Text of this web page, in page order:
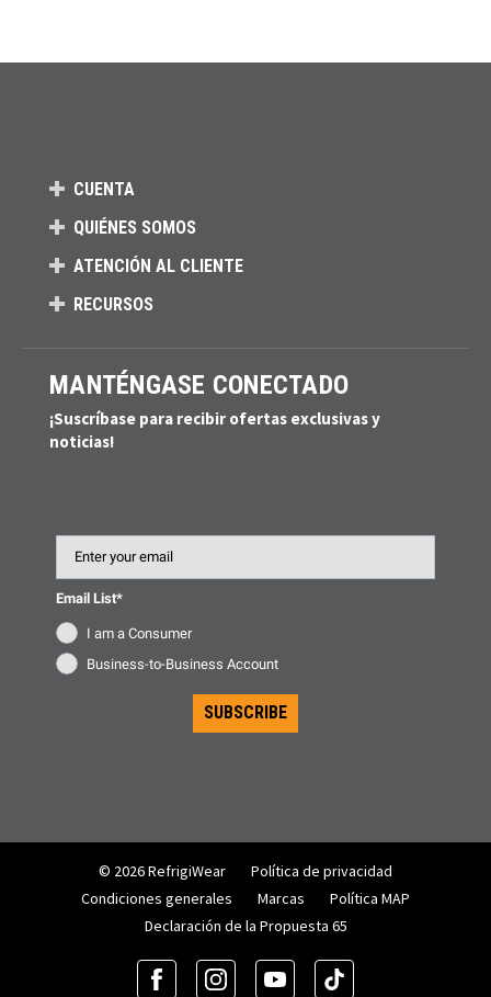
CUENTA
QUIÉNES SOMOS
ATENCIÓN AL CLIENTE
RECURSOS
MANTÉNGASE CONECTADO
¡Suscríbase para recibir ofertas exclusivas y
noticias!
Email List*
I am a Consumer
Business-to-Business Account
SUBSCRIBE
© 2026 RefrigiWear
Política de privacidad
Condiciones generales
Marcas
Política MAP
Declaración de la Propuesta 65